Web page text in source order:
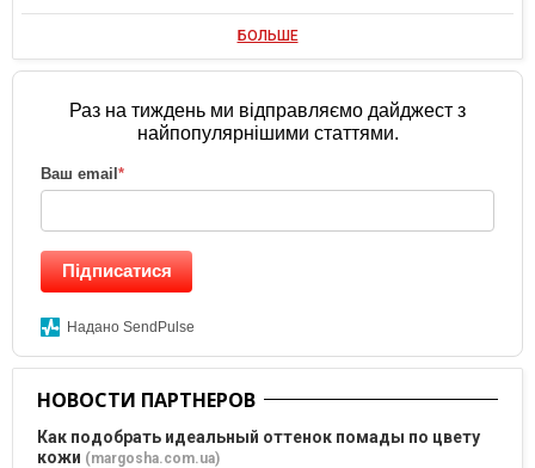
БОЛЬШЕ
Раз на тиждень ми відправляємо дайджест з
найпопулярнішими статтями.
Ваш email*
Підписатися
Надано SendPulse
НОВОСТИ ПАРТНЕРОВ
Как подобрать идеальный оттенок помады по цвету
кожи (margosha.com.ua)